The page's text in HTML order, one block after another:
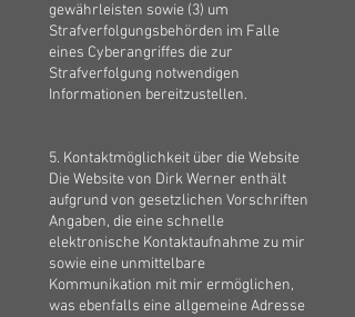
gewährleisten sowie (3) um
Strafverfolgungsbehörden im Falle
eines Cyberangriffes die zur
Strafverfolgung notwendigen
Informationen bereitzustellen.
5. Kontaktmöglichkeit über die Website
Die Website von Dirk Werner enthält
aufgrund von gesetzlichen Vorschriften
Angaben, die eine schnelle
elektronische Kontaktaufnahme zu mir
sowie eine unmittelbare
Kommunikation mit mir ermöglichen,
was ebenfalls eine allgemeine Adresse